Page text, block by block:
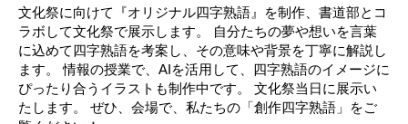
文化祭に向けて『オリジナル四字熟語』を制作、書道部とコ
ラボして文化祭で展示します。 自分たちの夢や想いを言葉
に込めて四字熟語を考案し、その意味や背景を丁寧に解説し
ます。 情報の授業で、AIを活用して、四字熟語のイメージに
ぴったり合うイラストも制作中です。 文化祭当日に展示い
たします。 ぜひ、会場で、私たちの「創作四字熟語」をご